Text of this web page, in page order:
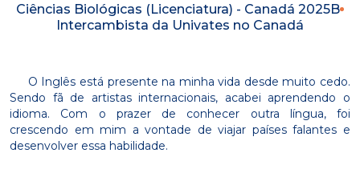
Ciências Biológicas (Licenciatura) - Canadá 2025B
Intercambista da Univates no Canadá
O Inglês está presente na minha vida desde muito cedo.
Sendo fã de artistas internacionais, acabei aprendendo o
idioma. Com o prazer de conhecer outra língua, foi
crescendo em mim a vontade de viajar países falantes e
desenvolver essa habilidade.